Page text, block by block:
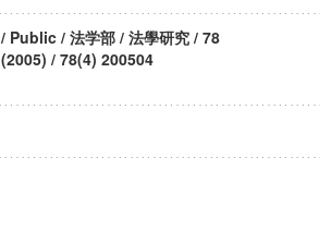
/ Public / 法学部 / 法學研究 / 78
(2005) / 78(4) 200504